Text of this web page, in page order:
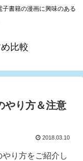
書籍の漫画に興味のある
比較
やり方＆注意
2018.03.10
り方をご紹介し